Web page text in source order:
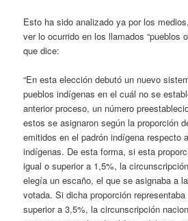
Esto ha sido analizado ya por los
ver lo ocurrido en los llamados “pueblos
que dice:
“En esta elección debutó un nuevo
pueblos indígenas en el cuál no se
anterior proceso, un número
estos se asignaron según la proporción
emitidos en el padrón indígena respecto
indígenas. De esta forma, si esta
igual o superior a 1,5%, la
elegía un escaño, el que se asignaba a
votada. Si dicha proporción
superior a 3,5%, la circunscripción